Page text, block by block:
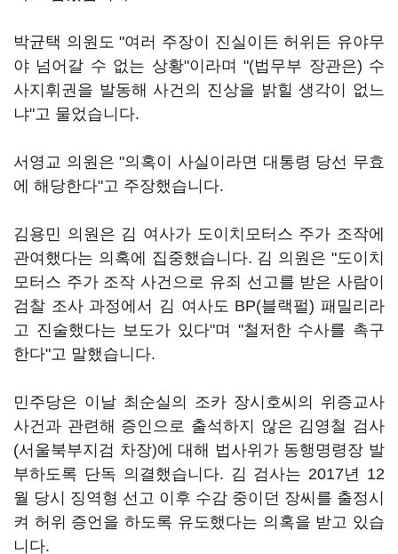
박균택 의원도 "여러 주장이 진실이든 허위든 유야무
야 넘어갈 수 없는 상황"이라며 "(법무부 장관은) 수
사지휘권을 발동해 사건의 진상을 밝힐 생각이 없느
냐"고 물었습니다.
서영교 의원은 "의혹이 사실이라면 대통령 당선 무효
에 해당한다"고 주장했습니다.
김용민 의원은 김 여사가 도이치모터스 주가 조작에
관여했다는 의혹에 집중했습니다. 김 의원은 "도이치
모터스 주가 조작 사건으로 유죄 선고를 받은 사람이
검찰 조사 과정에서 김 여사도 BP(블랙펄) 패밀리라
고 진술했다는 보도가 있다"며 "철저한 수사를 촉구
한다"고 말했습니다.
민주당은 이날 최순실의 조카 장시호씨의 위증교사
사건과 관련해 증인으로 출석하지 않은 김영철 검사
(서울북부지검 차장)에 대해 법사위가 동행명령장 발
부하도록 단독 의결했습니다. 김 검사는 2017년 12
월 당시 징역형 선고 이후 수감 중이던 장씨를 출정시
켜 허위 증언을 하도록 유도했다는 의혹을 받고 있습
니다.